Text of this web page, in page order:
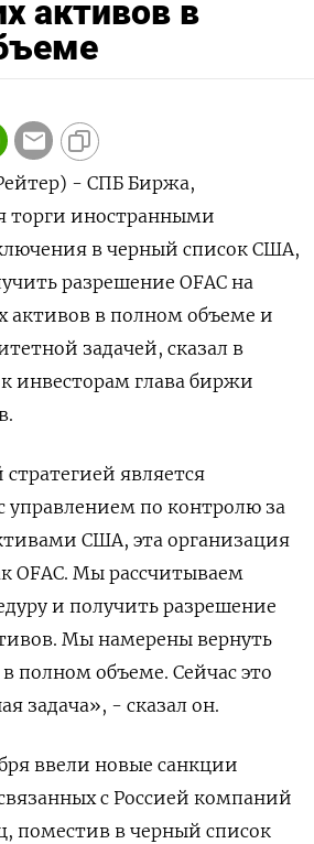
активов в
- СПБ Биржа,
торги иностранными
в черный список США,
разрешение OFAC на
активов в полном объеме и
задачей, сказал в
инвесторам глава биржи
является
управлением по контролю за
США, эта организация
OFAC. Мы рассчитываем
и получить разрешение
Мы намерены вернуть
полном объеме. Сейчас это
задача», - сказал он.
ввели новые санкции
с Россией компаний
поместив в черный список